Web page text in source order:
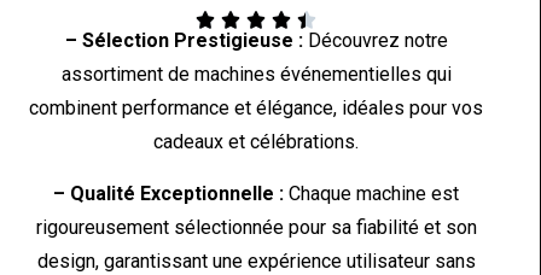
    
– Sélection Prestigieuse :Découvrez notre
assortiment de machines événementielles qui
combinent performance et élégance, idéales pour vos
cadeaux et célébrations.
– Qualité Exceptionnelle : Chaque machine est
rigoureusement sélectionnée pour sa fiabilité et son
design, garantissant une expérience utilisateur sans